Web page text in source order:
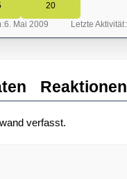
20
6. Mai 2009 Letzte Aktivität
Reaktionen
verfasst.